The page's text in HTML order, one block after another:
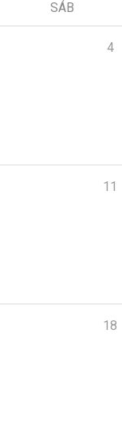
SÁB
4
11
18